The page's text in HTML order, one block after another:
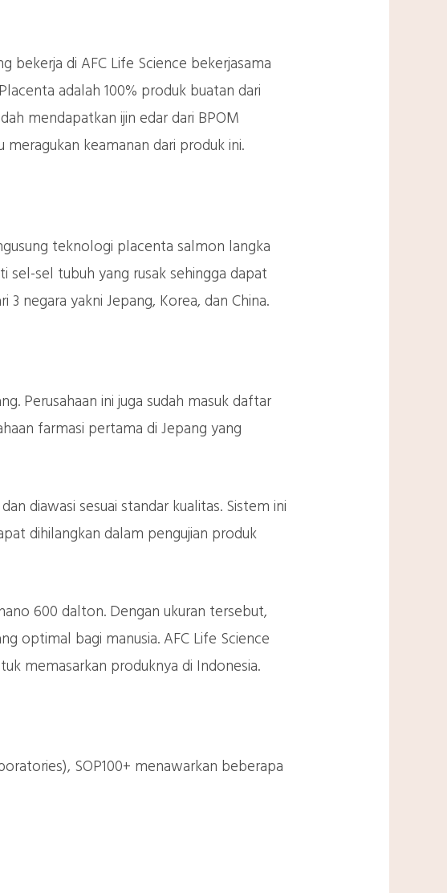
bekerja di AFC Life Science bekerjasama
adalah 100% produk buatan dari
mendapatkan ijin edar dari BPOM
keamanan dari produk ini.
teknologi placenta salmon langka
sel tubuh yang rusak sehingga dapat
negara yakni Jepang, Korea, dan China.
Perusahaan ini juga sudah masuk daftar
farmasi pertama di Jepang yang
diawasi sesuai standar kualitas. Sistem ini
dihilangkan dalam pengujian produk
600 dalton. Dengan ukuran tersebut,
optimal bagi manusia. AFC Life Science
memasarkan produknya di Indonesia.
SOP100+ menawarkan beberapa